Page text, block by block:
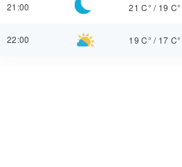
21:00 21 C° / 19 C°
22:00 19 C° / 17 C°